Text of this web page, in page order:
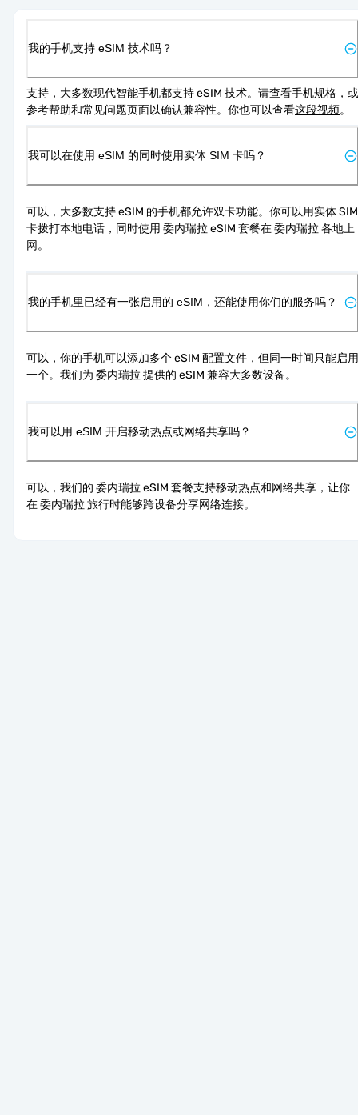
我的手机支持 eSIM 技术吗？
支持，大多数现代智能手机都支持 eSIM 技术。请查看手机规格，或
参考帮助和常见问题页面以确认兼容性。你也可以查看这段视频。
我可以在使用 eSIM 的同时使用实体 SIM 卡吗？
可以，大多数支持 eSIM 的手机都允许双卡功能。你可以用实体 SIM
卡拨打本地电话，同时使用 委内瑞拉 eSIM 套餐在 委内瑞拉 各地上
网。
我的手机里已经有一张启用的 eSIM，还能使用你们的服务吗？
可以，你的手机可以添加多个 eSIM 配置文件，但同一时间只能启用
一个。我们为 委内瑞拉 提供的 eSIM 兼容大多数设备。
我可以用 eSIM 开启移动热点或网络共享吗？
可以，我们的 委内瑞拉 eSIM 套餐支持移动热点和网络共享，让你
在 委内瑞拉 旅行时能够跨设备分享网络连接。